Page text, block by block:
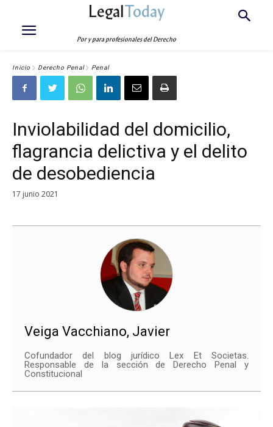
LegalToday
Por y para profesionales del Derecho
Inicio Derecho Penal Penal
Inviolabilidad del domicilio,
flagrancia delictiva y el delito
de desobediencia
17 junio 2021
Veiga Vacchiano, Javier
Cofundador del blog jurídico Lex Et Societas.
Responsable de la sección de Derecho Penal y
Constitucional